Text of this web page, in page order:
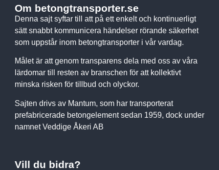
Vill du bidra?
Om betongtransporter.se
Denna sajt syftar till att på ett enkelt och kontinuerligt
sätt snabbt kommunicera händelser rörande säkerhet
som uppstår inom betongtransporter i vår vardag.
Målet är att genom transparens dela med oss av våra
lärdomar till resten av branschen för att kollektivt
minska risken för tillbud och olyckor.
Sajten drivs av Mantum, som har transporterat
prefabricerade betongelement sedan 1959, dock under
namnet Veddige Åkeri AB